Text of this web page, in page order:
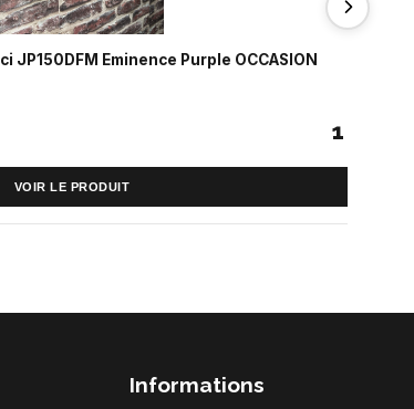
Eminence Purple OCCASION
1 190 €
VOIR LE PRODUIT
Informations